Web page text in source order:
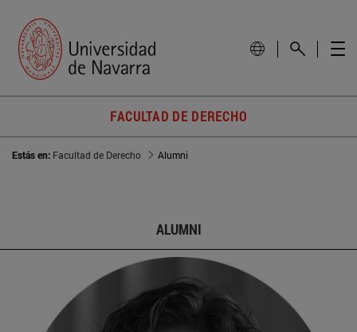
FACULTAD DE DERECHO
Estás en: Facultad de Derecho Alumni
ALUMNI